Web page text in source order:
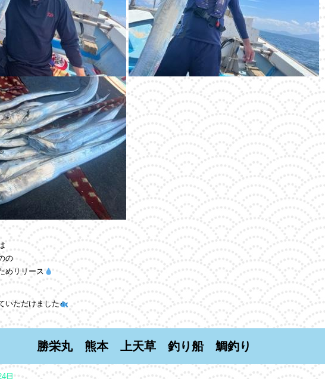
の
めリリース
いただけました
勝栄丸 熊本 上天草 釣り船 鯛釣り
日